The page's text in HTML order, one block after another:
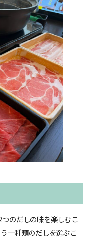
のだしの味を楽しむこ
一種類のだしを選ぶこ